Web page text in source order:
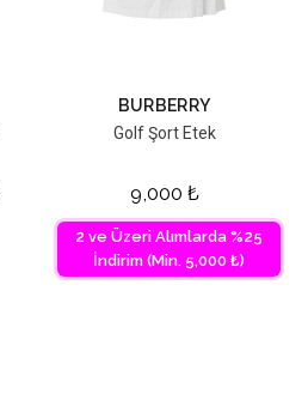
BURBERRY
Golf Şort Etek
9,000 ₺
2 ve Üzeri Alımlarda %25
İndirim (Min. 5,000 ₺)